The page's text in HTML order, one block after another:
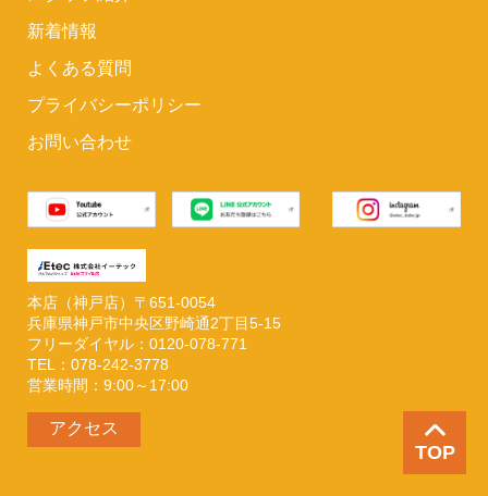
TOP
本店（神戸店）〒651-0054
兵庫県神戸市中央区野崎通2丁目5-15
フリーダイヤル：0120-078-771
TEL：078-242-3778
営業時間：9:00～17:00
アクセス
新着情報
よくある質問
プライバシーポリシー
お問い合わせ